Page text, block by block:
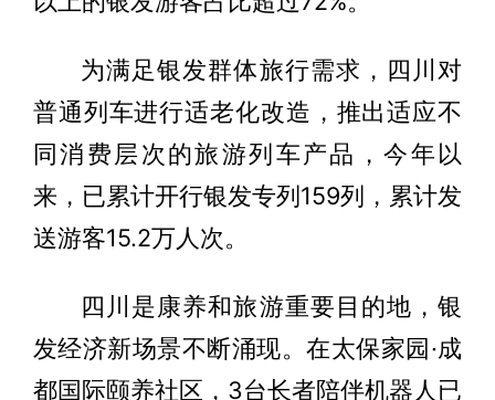
为满足银发群体旅行需求，四川对
普通列车进行适老化改造，推出适应不
同消费层次的旅游列车产品，今年以
来，已累计开行银发专列159列，累计发
送游客15.2万人次。
四川是康养和旅游重要目的地，银
发经济新场景不断涌现。在太保家园·成
都国际颐养社区，3台长者陪伴机器人已